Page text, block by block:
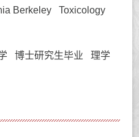
Berkeley Toxicology
博士研究生毕业 理学